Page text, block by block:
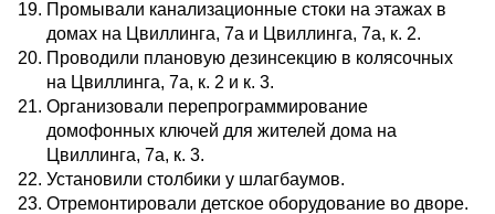
Промывали канализационные стоки на этажах в
домах на Цвиллинга, 7а и Цвиллинга, 7а, к. 2.
Проводили плановую дезинсекцию в колясочных
на Цвиллинга, 7а, к. 2 и к. 3.
Организовали перепрограммирование
домофонных ключей для жителей дома на
Цвиллинга, 7а, к. 3.
Установили столбики у шлагбаумов.
Отремонтировали детское оборудование во дворе.